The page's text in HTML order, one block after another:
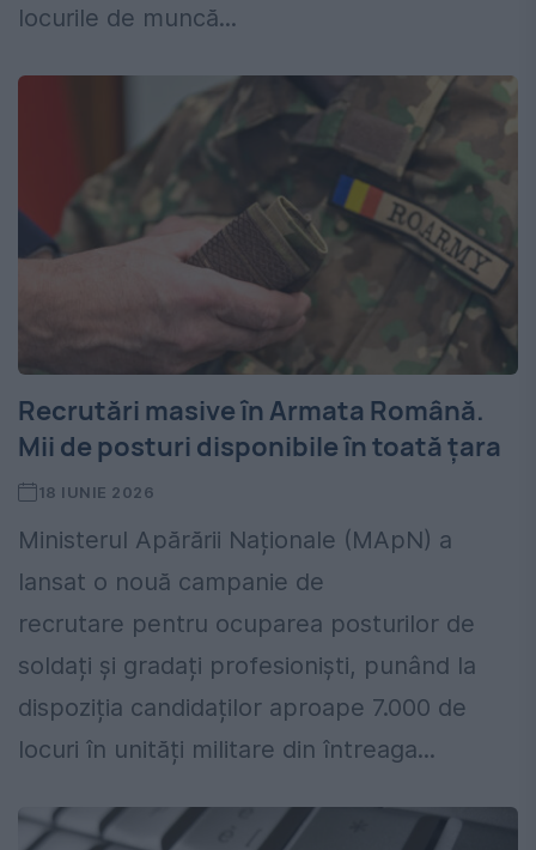
locurile de muncă...
Recrutări masive în Armata Română.
Mii de posturi disponibile în toată țara
18 IUNIE 2026
Ministerul Apărării Naționale (MApN) a
lansat o nouă campanie de
recrutare pentru ocuparea posturilor de
soldați și gradați profesioniști, punând la
dispoziția candidaților aproape 7.000 de
locuri în unități militare din întreaga...